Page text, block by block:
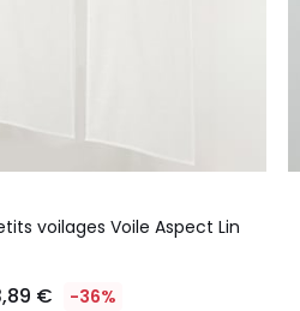
voilages Voile Aspect Lin
€ -36%